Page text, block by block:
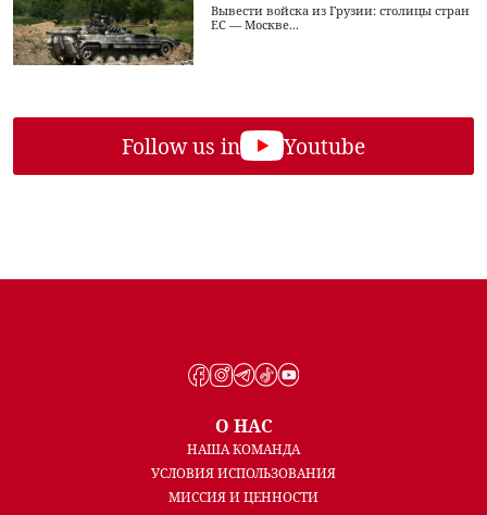
Вывести войска из Грузии: столицы стран
ЕС — Москве...
Follow us in Youtube
О НАС
НАША КОМАНДА
УСЛОВИЯ ИСПОЛЬЗОВАНИЯ
МИССИЯ И ЦЕННОСТИ